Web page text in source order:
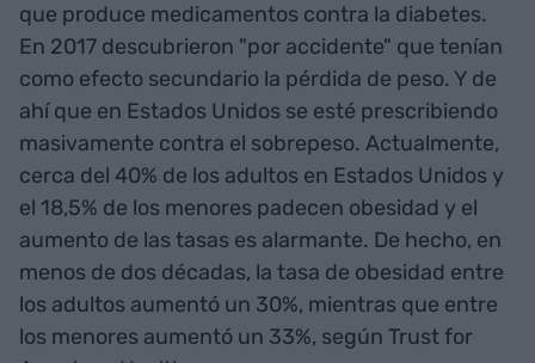
que produce medicamentos contra la diabetes.
En 2017 descubrieron "por accidente" que tenían
como efecto secundario la pérdida de peso. Y de
ahí que en Estados Unidos se esté prescribiendo
masivamente contra el sobrepeso. Actualmente,
cerca del 40% de los adultos en Estados Unidos y
el 18,5% de los menores padecen obesidad y el
aumento de las tasas es alarmante. De hecho, en
menos de dos décadas, la tasa de obesidad entre
los adultos aumentó un 30%, mientras que entre
los menores aumentó un 33%, según Trust for